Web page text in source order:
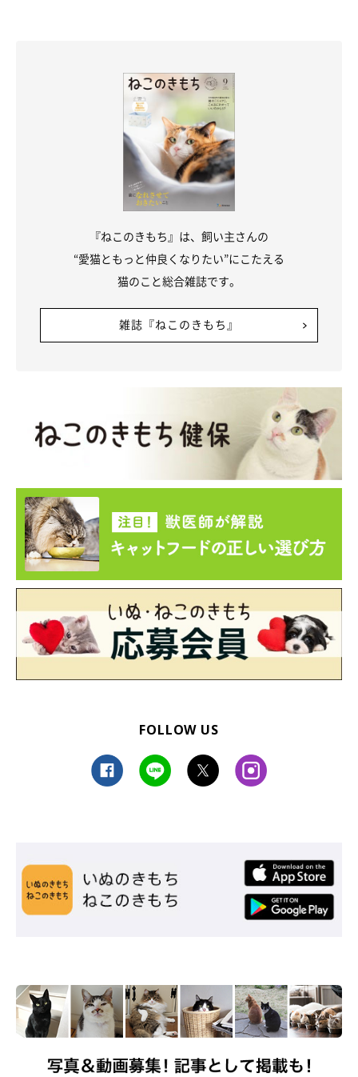
『ねこのきもち』は、飼い主さんの
“愛猫ともっと仲良くなりたい”にこたえる
猫のこと総合雑誌です。
雑誌『ねこのきもち』
FOLLOW US